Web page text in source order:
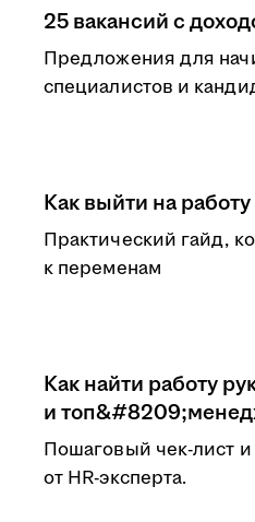
25 вакансий с
Предложения для
специалистов и
Как выйти на
Практический гайд,
к переменам
Как найти работу
и
Пошаговый чек-лист
от HR-эксперта.